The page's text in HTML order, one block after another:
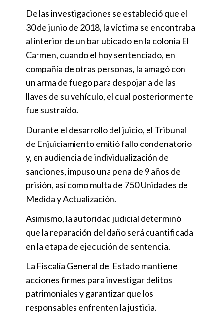
De las investigaciones se estableció que el
30 de junio de 2018, la víctima se encontraba
al interior de un bar ubicado en la colonia El
Carmen, cuando el hoy sentenciado, en
compañía de otras personas, la amagó con
un arma de fuego para despojarla de las
llaves de su vehículo, el cual posteriormente
fue sustraído.
Durante el desarrollo del juicio, el Tribunal
de Enjuiciamiento emitió fallo condenatorio
y, en audiencia de individualización de
sanciones, impuso una pena de 9 años de
prisión, así como multa de 750 Unidades de
Medida y Actualización.
Asimismo, la autoridad judicial determinó
que la reparación del daño será cuantificada
en la etapa de ejecución de sentencia.
La Fiscalía General del Estado mantiene
acciones firmes para investigar delitos
patrimoniales y garantizar que los
responsables enfrenten la justicia.